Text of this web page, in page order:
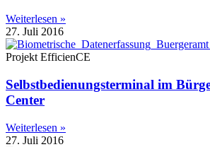
Weiterlesen »
27. Juli 2016
Projekt EfficienCE
Selbstbedienungsterminal im
Center
Weiterlesen »
27. Juli 2016